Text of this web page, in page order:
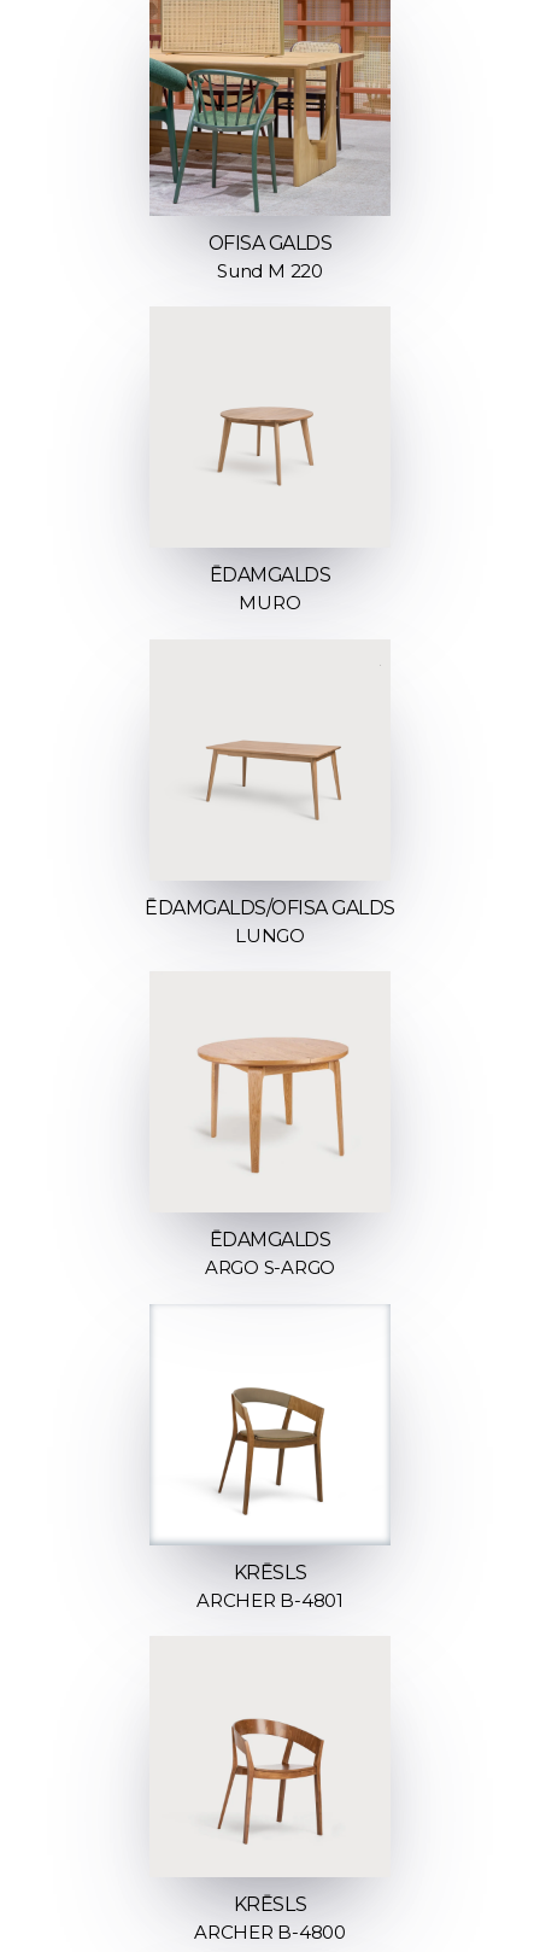
OFISA GALDS
Sund M 220
ĒDAMGALDS
MURO
ĒDAMGALDS/OFISA GALDS
LUNGO
ĒDAMGALDS
ARGO S-ARGO
KRĒSLS
ARCHER B-4801
KRĒSLS
ARCHER B-4800